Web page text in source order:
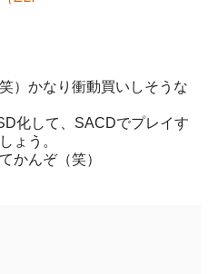
）かなり衝動買いしそうな
化して、SACDでプレイす
ょう。
かんぞ（笑）